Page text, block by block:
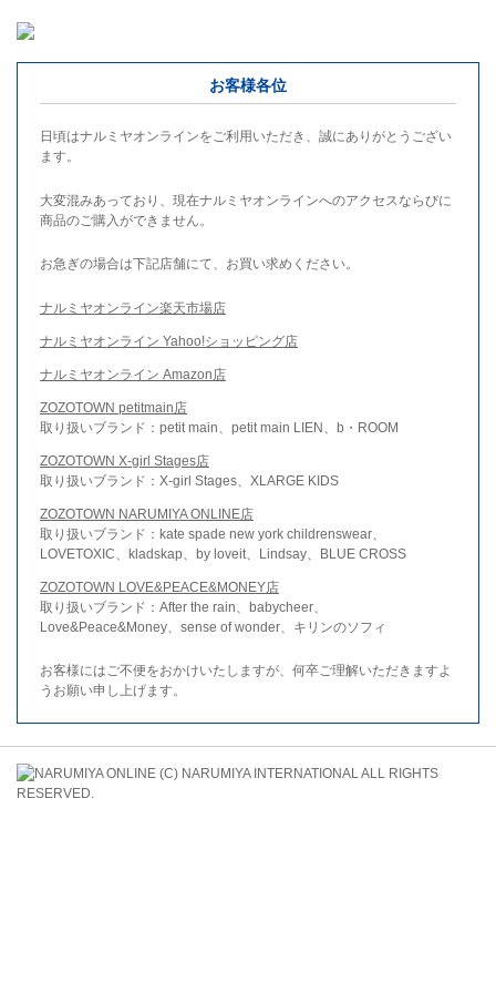
お客様各位
日頃はナルミヤオンラインをご利用いただき、誠にありがとうござい
ます。
大変混みあっており、現在ナルミヤオンラインへのアクセスならびに
商品のご購入ができません。
お急ぎの場合は下記店舗にて、お買い求めください。
ナルミヤオンライン楽天市場店
ナルミヤオンライン Yahoo!ショッピング店
ナルミヤオンライン Amazon店
ZOZOTOWN petitmain店
取り扱いブランド：petit main、petit main LIEN、b・ROOM
ZOZOTOWN X-girl Stages店
取り扱いブランド：X-girl Stages、XLARGE KIDS
ZOZOTOWN NARUMIYA ONLINE店
取り扱いブランド：kate spade new york childrenswear、
LOVETOXIC、kladskap、by loveit、Lindsay、BLUE CROSS
ZOZOTOWN LOVE&PEACE&MONEY店
取り扱いブランド：After the rain、babycheer、
Love&Peace&Money、sense of wonder、キリンのソフィ
お客様にはご不便をおかけいたしますが、何卒ご理解いただきますよ
うお願い申し上げます。